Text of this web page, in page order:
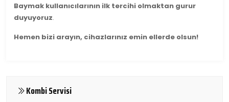
Baymak kullanıcılarının ilk tercihi olmaktan gurur
duyuyoruz.
Hemen bizi arayın, cihazlarınız emin ellerde olsun!
Kombi Servisi